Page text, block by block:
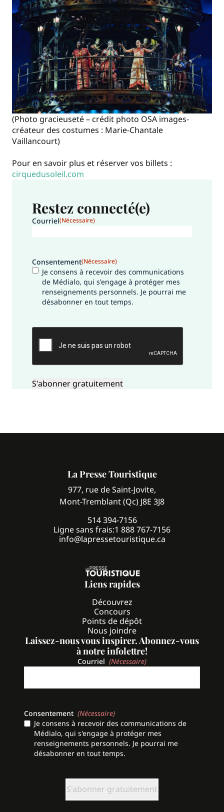
(Photo gracieuseté – crédit photo OSA images-
créateur des costumes : Marie-Chantale
Vaillancourt)
Pour en savoir plus et réserver vos billets :
cirquedusoleil.com
Restez connecté(e)
Courriel(Nécessaire)
Consentement(Nécessaire)
Je consens à recevoir des communications
de Médialo, qui s'engage à protéger mes
renseignements personnels. Je pourrai me
désabonner en tout temps.
CAPTCHA
La Presse Touristique
977, rue de Saint-Jovite,
Mont-Tremblant (Qc) J8E 3J8
514 394-7156
Ligne sans frais:1 888 767-7156
info@lapressetouristique.ca
Liens rapides
Découvrez
Concours
Points de dépôt
Nous joindre
Laissez-nous vous inspirer. Abonnez-vous
à notre infolettre!
Courriel (Nécessaire)
Consentement (Nécessaire)
Je consens à recevoir des communications de
Médialo, qui s'engage à protéger mes
renseignements personnels. Je pourrai me
désabonner en tout temps.